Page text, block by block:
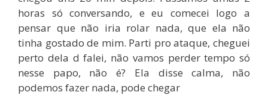
horas só conversando, e eu comecei logo a
pensar que não iria rolar nada, que ela não
tinha gostado de mim. Parti pro ataque, cheguei
perto dela d falei, não vamos perder tempo só
nesse papo, não é? Ela disse calma, não
podemos fazer nada, pode chegar